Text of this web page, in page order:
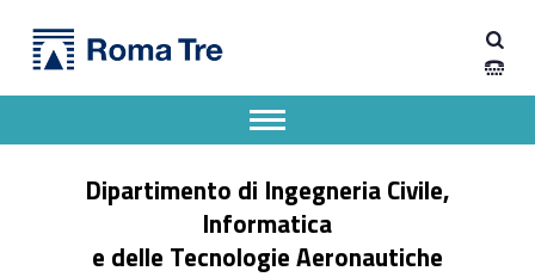
Prof. MARCO PETRELLI - Dipartimento di Ingegneria Civile, Informatica e delle Tecnologie Aeronautiche
Dipartimento di Ingegneria Civile,
Informatica
e delle Tecnologie Aeronautiche
Apri il menu secondario
Header info sidebar